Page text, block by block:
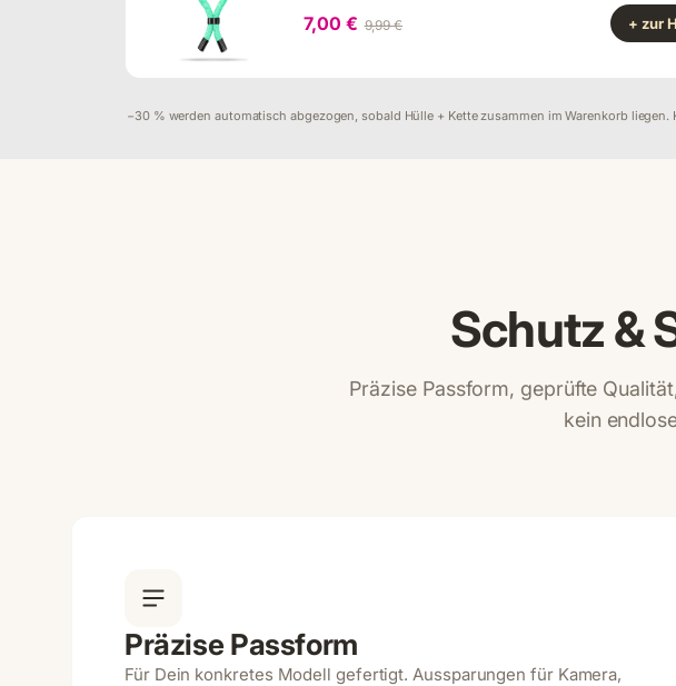
7,00 € 9,99 € + zur
−30 % werden automatisch abgezogen, sobald Hülle + Kette zusammen im Warenkorb liegen.
Schutz &
Präzise Passform, geprüfte
kein
Präzise Passform
Für Dein konkretes Modell gefertigt. Aussparungen für Kamera,